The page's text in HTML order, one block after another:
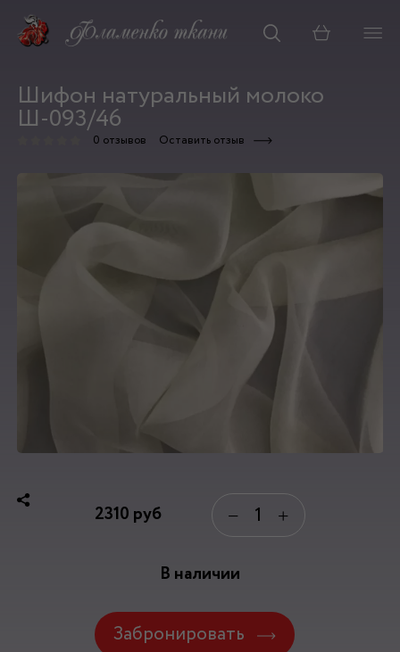
Корзина
Шифон натуральный молоко
Ш-093/46
0 отзывов Оставить отзыв
2310 руб − +
В наличии
Забронировать